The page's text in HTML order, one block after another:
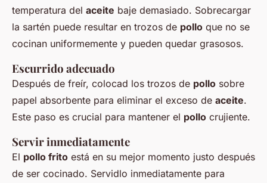
temperatura del aceite baje demasiado. Sobrecargar
la sartén puede resultar en trozos de pollo que no se
cocinan uniformemente y pueden quedar grasosos.
Escurrido adecuado
Después de freír, colocad los trozos de pollo sobre
papel absorbente para eliminar el exceso de aceite.
Este paso es crucial para mantener el pollo crujiente.
Servir inmediatamente
El pollo frito está en su mejor momento justo después
de ser cocinado. Servidlo inmediatamente para